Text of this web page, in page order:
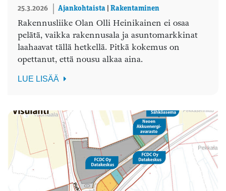
25.3.2026 Ajankohtaista Rakentaminen
Rakennusliike Olan Olli Heinikainen ei osaa
pelätä, vaikka rakennusala ja asuntomarkkinat
laahaavat tällä hetkellä. Pitkä kokemus on
opettanut, että nousu alkaa aina.
LUE LISÄÄ